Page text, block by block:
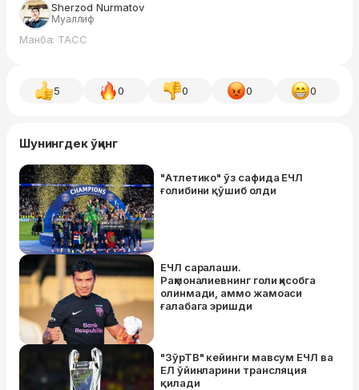
Sherzod Nurmatov
Муаллиф
Манба: ТАСС
5 0 0 0 0
Шунингдек ўқинг
"Атлетико" ўз сафида ЕЧЛ
ғолибини қўшиб олди
ЕЧЛ саралаши.
Раҳмоналиевнинг голи ҳисобга
олинмади, аммо жамоаси
ғалабага эришди
"ЗўрТВ" кейинги мавсум ЕЧЛ ва
ЕЛ ўйинларини трансляция
қилади